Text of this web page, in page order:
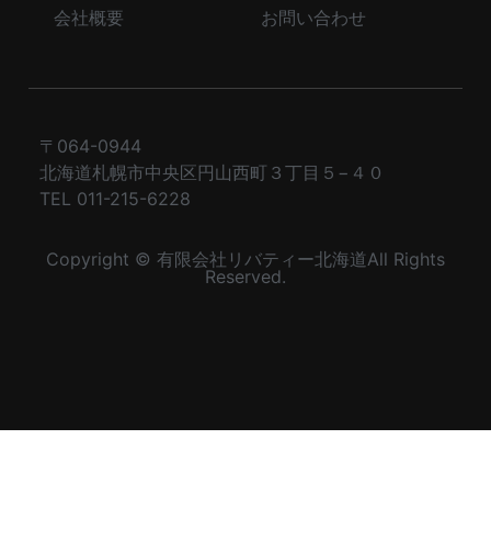
会社概要 お問い合わせ
〒064-0944
北海道札幌市中央区円山西町３丁目５−４０
TEL 011-215-6228
Copyright © 有限会社リバティー北海道All Rights
Reserved.